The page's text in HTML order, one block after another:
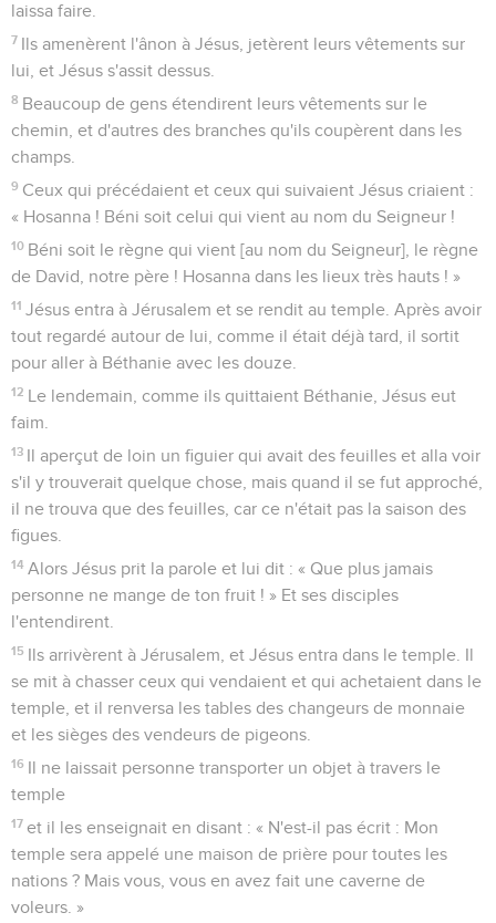
laissa faire.
7 Ils amenèrent l'ânon à Jésus, jetèrent leurs vêtements sur
lui, et Jésus s'assit dessus.
8 Beaucoup de gens étendirent leurs vêtements sur le
chemin, et d'autres des branches qu'ils coupèrent dans les
champs.
9 Ceux qui précédaient et ceux qui suivaient Jésus criaient :
« Hosanna ! Béni soit celui qui vient au nom du Seigneur !
10 Béni soit le règne qui vient [au nom du Seigneur], le règne
de David, notre père ! Hosanna dans les lieux très hauts ! »
11 Jésus entra à Jérusalem et se rendit au temple. Après avoir
tout regardé autour de lui, comme il était déjà tard, il sortit
pour aller à Béthanie avec les douze.
12 Le lendemain, comme ils quittaient Béthanie, Jésus eut
faim.
13 Il aperçut de loin un figuier qui avait des feuilles et alla voir
s'il y trouverait quelque chose, mais quand il se fut approché,
il ne trouva que des feuilles, car ce n'était pas la saison des
figues.
14 Alors Jésus prit la parole et lui dit : « Que plus jamais
personne ne mange de ton fruit ! » Et ses disciples
l'entendirent.
15 Ils arrivèrent à Jérusalem, et Jésus entra dans le temple. Il
se mit à chasser ceux qui vendaient et qui achetaient dans le
temple, et il renversa les tables des changeurs de monnaie
et les sièges des vendeurs de pigeons.
16 Il ne laissait personne transporter un objet à travers le
temple
17 et il les enseignait en disant : « N'est-il pas écrit : Mon
temple sera appelé une maison de prière pour toutes les
nations ? Mais vous, vous en avez fait une caverne de
voleurs. »